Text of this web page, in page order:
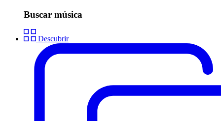
Buscar música
Descubrir